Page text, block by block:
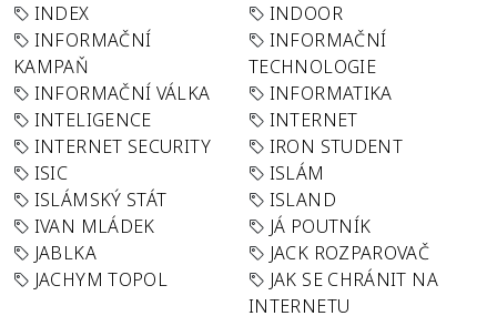
INDEX
INDOOR
INFORMAČNÍ
KAMPAŇ
INFORMAČNÍ
TECHNOLOGIE
INFORMAČNÍ VÁLKA
INFORMATIKA
INTELIGENCE
INTERNET
INTERNET SECURITY
IRON STUDENT
ISIC
ISLÁM
ISLÁMSKÝ STÁT
ISLAND
IVAN MLÁDEK
JÁ POUTNÍK
JABLKA
JACK ROZPAROVAČ
JACHYM TOPOL
JAK SE CHRÁNIT NA
INTERNETU